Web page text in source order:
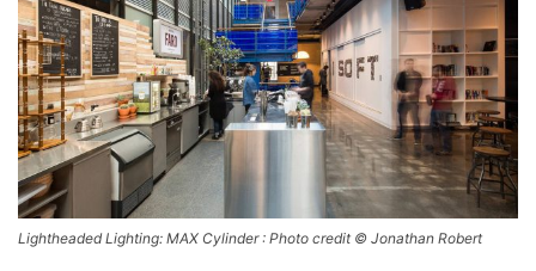
Lightheaded Lighting: MAX Cylinder : Photo credit © Jonathan Robert